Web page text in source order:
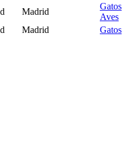
Madrid
Gatos
Aves
Madrid Gatos